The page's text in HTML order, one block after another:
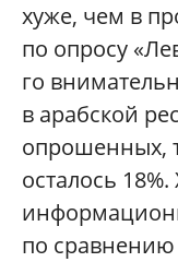
хуже, чем в
по опросу
го
в арабской
опрошенных,
осталось
по